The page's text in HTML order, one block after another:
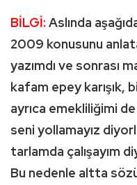
BİLGİ: Aslında
2009 konusunu
yazımdı ve sonrası
kafam epey karışık,
ayrıca emekliliğimi
seni yollamayız
tarlamda çalışayım
Bu nedenle altta